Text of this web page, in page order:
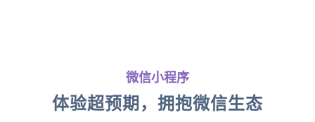
微信小程序
体验超预期，拥抱微信生态